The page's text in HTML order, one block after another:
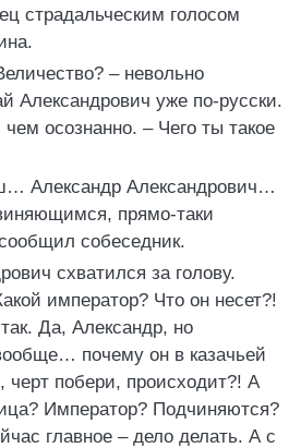
страдальческим голосом
– невольно
Александрович уже по-русски.
осознанно. – Чего ты такое
Александр Александрович…
прямо-таки
собеседник.
схватился за голову.
император? Что он несет?!
Да, Александр, но
почему он в казачьей
побери, происходит?! А
Император? Подчиняются?
главное – дело делать. А с